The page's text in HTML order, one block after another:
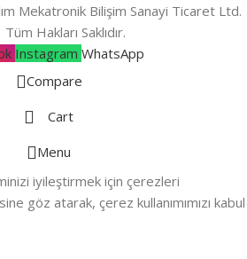
Mekatronik Bilişim Sanayi Ticaret Ltd.
Hakları Saklıdır.
Instagram WhatsApp
Compare
Cart
Menu
iyileştirmek için çerezleri
göz atarak, çerez kullanımımızı kabul